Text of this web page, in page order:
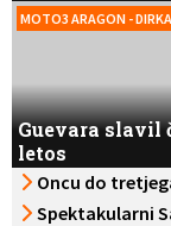
MOTO3 ARAGON - DIRKA
Guevara slavil
letos
Oncu do
Spektakularni